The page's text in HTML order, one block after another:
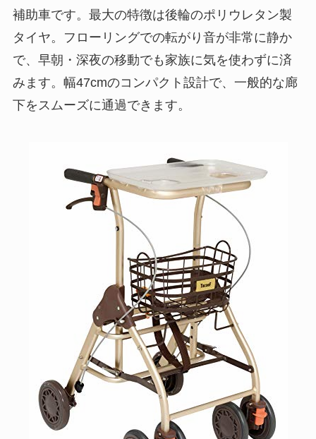
補助車です。最大の特徴は後輪のポリウレタン製
タイヤ。フローリングでの転がり音が非常に静か
で、早朝・深夜の移動でも家族に気を使わずに済
みます。幅47cmのコンパクト設計で、一般的な廊
下をスムーズに通過できます。